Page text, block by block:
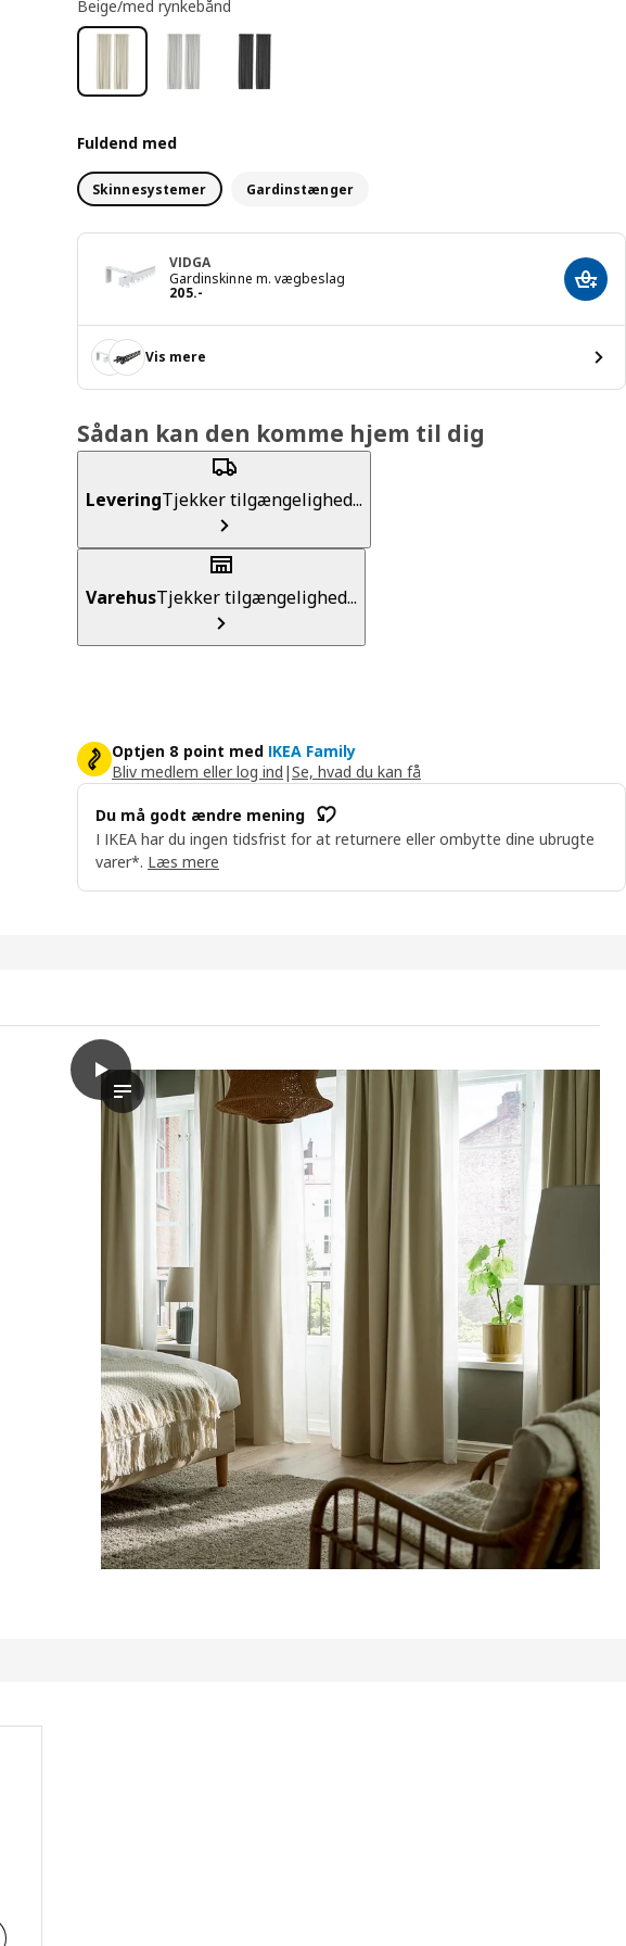
Beige/med rynkebånd
Fuldend med
Skinnesystemer Gardinstænger
VIDGA
Gardinskinne m. vægbeslag
205.-
Pris 205.- Læg i
Vis mere
Sådan kan den komme hjem til dig
LeveringTjekker tilgængelighed...
VarehusTjekker tilgængelighed...
Optjen 8 point med IKEA Family
Bliv medlem eller log ind |Se, hvad du kan få
Du må godt ændre mening
I IKEA har du ingen tidsfrist for at returnere eller ombytte dine ubrugte
varer*. Læs mere
play
Videoen viser en fredfyldt soveværelsesindstilling med en stor seng
KORGMOTT Mørklægningsgardiner, 2 stk., beige/med rynkebånd,